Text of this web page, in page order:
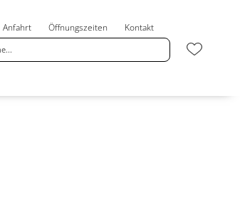
Anfahrt Öffnungszeiten Kontakt